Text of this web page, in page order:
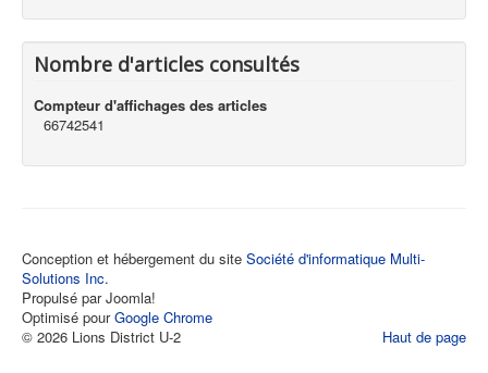
Nombre d'articles consultés
Compteur d'affichages des articles
66742541
Conception et hébergement du site Société d'informatique Multi-
Solutions Inc.
Propulsé par Joomla!
Optimisé pourGoogle Chrome
Haut de page
© 2026 Lions District U-2